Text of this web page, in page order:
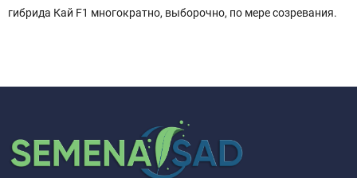
гибрида Кай F1 многократно, выборочно, по мере созревания.